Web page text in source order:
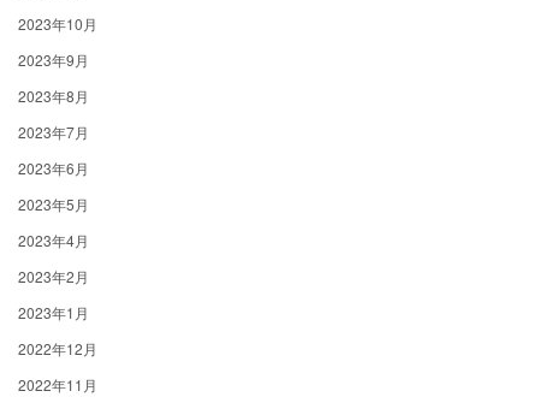
2023年10月
2023年9月
2023年8月
2023年7月
2023年6月
2023年5月
2023年4月
2023年2月
2023年1月
2022年12月
2022年11月